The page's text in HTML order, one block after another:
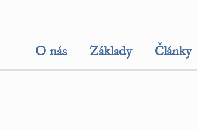
O nás Základy Články